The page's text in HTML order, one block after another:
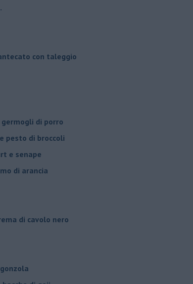
con taleggio
di porro
pesto di broccoli
e senape
di arancia
di cavolo nero